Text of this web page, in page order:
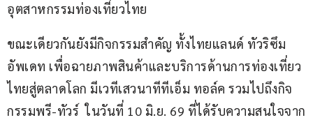
อุตสาหกรรมท่องเที่ยวไทย
ขณะเดียวกันยังมีกิจกรรมสำคัญ ทั้งไทยแลนด์ ทัวริซึม
อัพเดท เพื่อฉายภาพสินค้าและบริการด้านการท่องเที่ยว
ไทยสู่ตลาดโลก มีเวทีเสวนาทีทีเอ็ม ทอล์ค รวมไปถึงกิจ
กรรมพรี-ทัวร์  ในวันที่ 10 มิ.ย. 69 ที่ได้รับความสนใจจาก